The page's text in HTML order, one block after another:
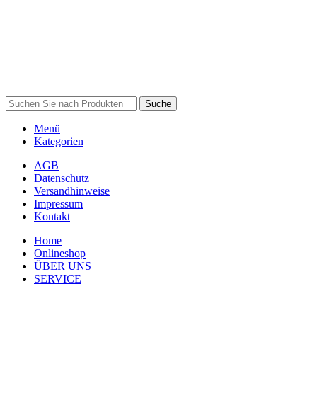
Suche
Menü
Kategorien
AGB
Datenschutz
Versandhinweise
Impressum
Kontakt
Home
Onlineshop
ÜBER UNS
SERVICE